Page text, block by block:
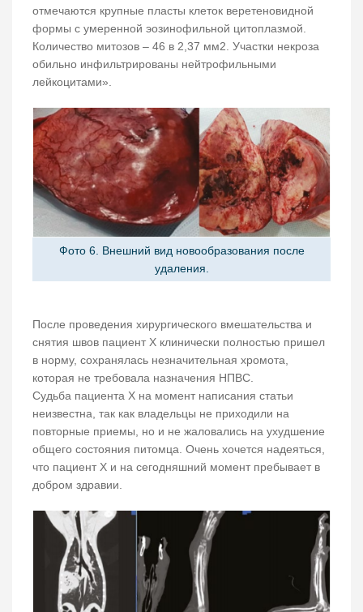
отмечаются крупные пласты клеток веретеновидной
формы с умеренной эозинофильной цитоплазмой.
Количество митозов – 46 в 2,37 мм2. Участки некроза
обильно инфильтрированы нейтрофильными
лейкоцитами».
Фото 6. Внешний вид новообразования после
удаления.
После проведения хирургического вмешательства и
снятия швов пациент Х клинически полностью пришел
в норму, сохранялась незначительная хромота,
которая не требовала назначения НПВС.
Судьба пациента Х на момент написания статьи
неизвестна, так как владельцы не приходили на
повторные приемы, но и не жаловались на ухудшение
общего состояния питомца. Очень хочется надеяться,
что пациент Х и на сегодняшний момент пребывает в
добром здравии.